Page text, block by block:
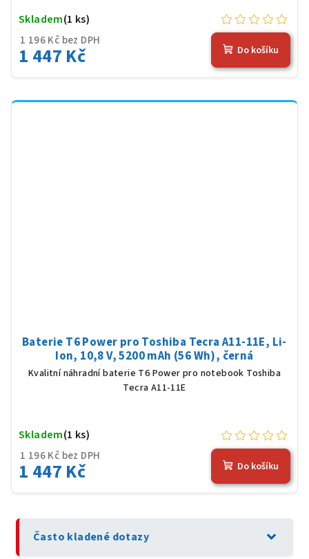
1 196 Kč bez DPH
1 447 Kč
Skladem(1 ks)
Do košíku
Baterie T6 Power pro Toshiba Tecra A11-11E, Li-
Ion, 10,8 V, 5200 mAh (56 Wh), černá
Kvalitní náhradní baterie T6 Power pro notebook Toshiba
Tecra A11-11E
1 196 Kč bez DPH
1 447 Kč
Skladem(1 ks)
Do košíku
Často kladené dotazy expand_more